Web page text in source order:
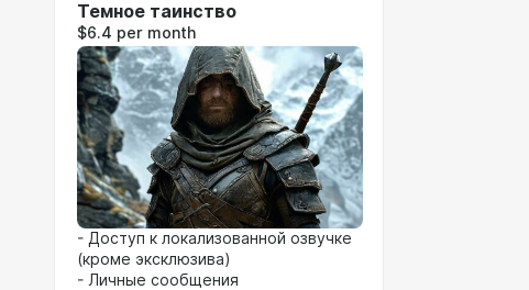
Темное таинство
$6.4 per month
- Доступ к локализованной озвучке
(кроме эксклюзива)
- Личные сообщения